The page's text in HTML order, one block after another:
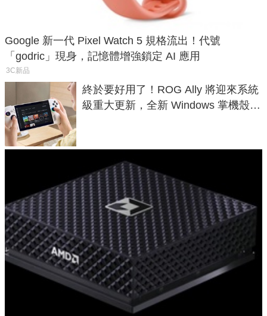
Google 新一代 Pixel Watch 5 規格流出！代號
「godric」現身，記憶體增強鎖定 AI 應用
3C新品
終於要好用了！ROG Ally 將迎來系統
級重大更新，全新 Windows 掌機殼模